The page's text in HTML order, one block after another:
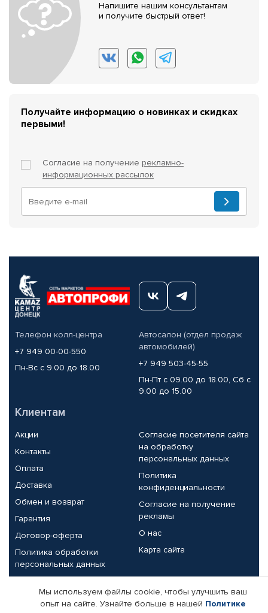
Напишите нашим консультантам
и получите быстрый ответ!
Получайте информацию о новинках и скидках
первыми!
Согласие на получение рекламно-
информационных рассылок
Телефон колл-центра
+7 949 00-00-550
Пн-Вс с 9.00 до 18.00
Автосалон (отдел продаж
автомобилей)
+7 949 503-45-55
Пн-Пт с 09.00 до 18.00, Сб с
9.00 до 15.00
Клиентам
Акции
Контакты
Оплата
Доставка
Обмен и возврат
Гарантия
Договор-оферта
Политика обработки
персональных данных
Согласие посетителя сайта
на обработку
персональных данных
Политика
конфиденциальности
Согласие на получение
рекламы
О нас
Карта сайта
Партнерам
Мы используем файлы cookie, чтобы улучшить ваш
опыт на сайте. Узнайте больше в нашей Политике